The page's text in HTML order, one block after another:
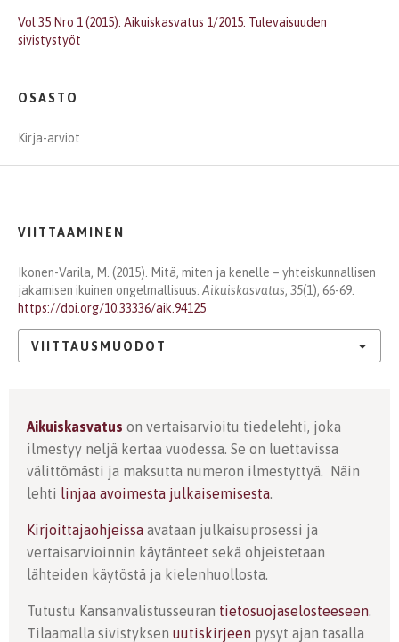
Vol 35 Nro 1 (2015): Aikuiskasvatus 1/2015: Tulevaisuuden
sivistystyöt
OSASTO
Kirja-arviot
VIITTAAMINEN
Ikonen-Varila, M. (2015). Mitä, miten ja kenelle – yhteiskunnallisen
jakamisen ikuinen ongelmallisuus. Aikuiskasvatus, 35(1), 66-69.
https://doi.org/10.33336/aik.94125
VIITTAUSMUODOT
Aikuiskasvatus on vertaisarvioitu tiedelehti, joka
ilmestyy neljä kertaa vuodessa. Se on luettavissa
välittömästi ja maksutta numeron ilmestyttyä. Näin
lehti linjaa avoimesta julkaisemisesta.
Kirjoittajaohjeissa avataan julkaisuprosessi ja
vertaisarvioinnin käytänteet sekä ohjeistetaan
lähteiden käytöstä ja kielenhuollosta.
Tutustu Kansanvalistusseuran tietosuojaselosteeseen.
Tilaamalla sivistyksen uutiskirjeen pysyt ajan tasalla